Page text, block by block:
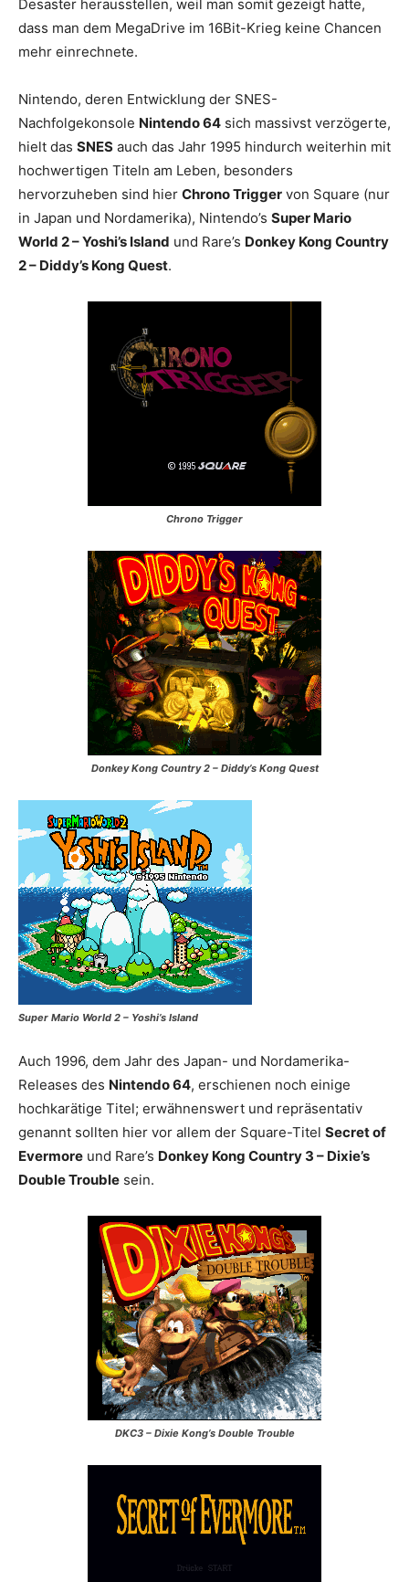
Desaster herausstellen, weil man somit gezeigt hatte,
dass man dem MegaDrive im 16Bit-Krieg keine Chancen
mehr einrechnete.
Nintendo, deren Entwicklung der SNES-
Nachfolgekonsole Nintendo 64 sich massivst verzögerte,
hielt das SNES auch das Jahr 1995 hindurch weiterhin mit
hochwertigen Titeln am Leben, besonders
hervorzuheben sind hier Chrono Trigger von Square (nur
in Japan und Nordamerika), Nintendo’s Super Mario
World 2 – Yoshi’s Island und Rare’s Donkey Kong Country
2 – Diddy’s Kong Quest.
Chrono Trigger
Donkey Kong Country 2 – Diddy’s Kong Quest
Super Mario World 2 – Yoshi’s Island
Auch 1996, dem Jahr des Japan- und Nordamerika-
Releases des Nintendo 64, erschienen noch einige
hochkarätige Titel; erwähnenswert und repräsentativ
genannt sollten hier vor allem der Square-Titel Secret of
Evermore und Rare’s Donkey Kong Country 3 – Dixie’s
Double Trouble sein.
DKC3 – Dixie Kong’s Double Trouble